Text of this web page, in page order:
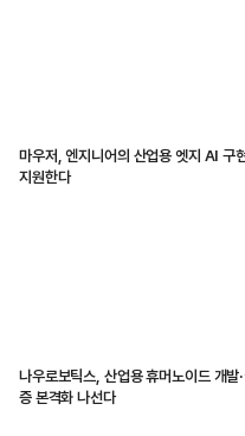
마우저, 엔지니어의 산업용 엣지 AI 구
지원한다
나우로보틱스, 산업용 휴머노이드 개발
증 본격화 나선다